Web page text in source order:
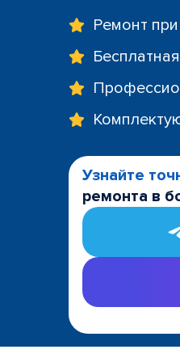
Ремонт
Узнайте
ремонта в